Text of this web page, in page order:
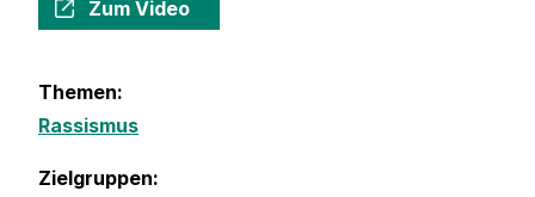
Zum Video
Themen:
Rassismus
Zielgruppen: